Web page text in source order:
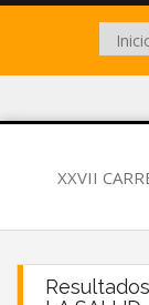
XXVII